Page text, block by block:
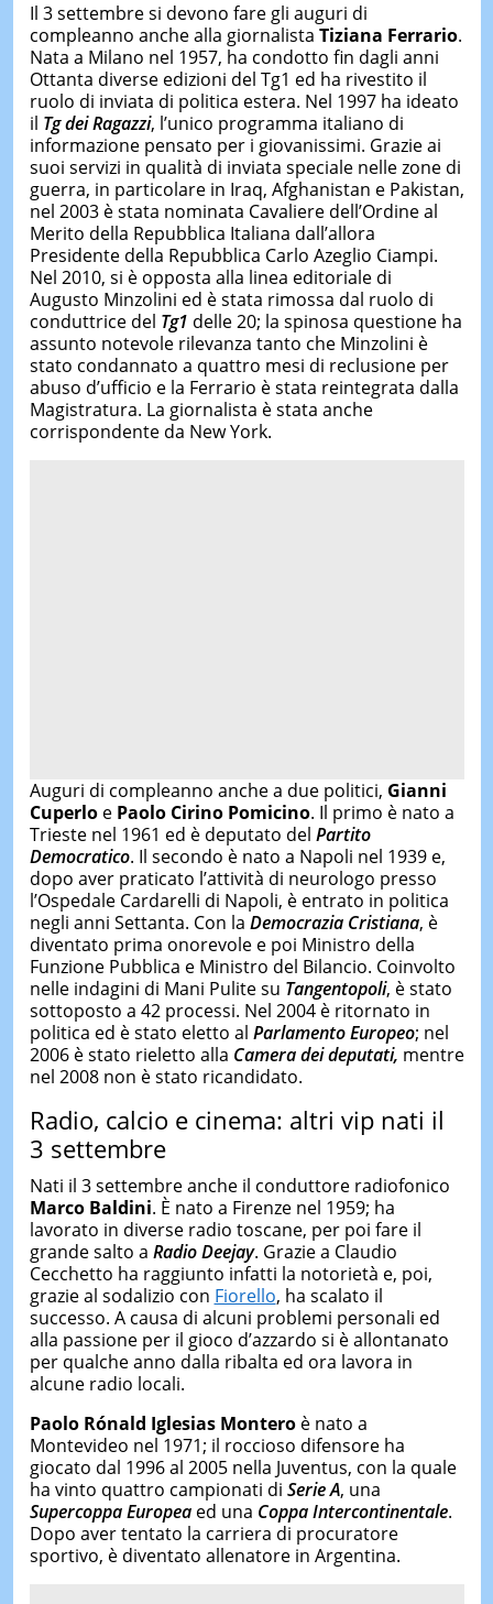
Il 3 settembre si devono fare gli auguri di
compleanno anche alla giornalista Tiziana Ferrario.
Nata a Milano nel 1957, ha condotto fin dagli anni
Ottanta diverse edizioni del Tg1 ed ha rivestito il
ruolo di inviata di politica estera. Nel 1997 ha ideato
il Tg dei Ragazzi, l’unico programma italiano di
informazione pensato per i giovanissimi. Grazie ai
suoi servizi in qualità di inviata speciale nelle zone di
guerra, in particolare in Iraq, Afghanistan e Pakistan,
nel 2003 è stata nominata Cavaliere dell’Ordine al
Merito della Repubblica Italiana dall’allora
Presidente della Repubblica Carlo Azeglio Ciampi.
Nel 2010, si è opposta alla linea editoriale di
Augusto Minzolini ed è stata rimossa dal ruolo di
conduttrice del Tg1 delle 20; la spinosa questione ha
assunto notevole rilevanza tanto che Minzolini è
stato condannato a quattro mesi di reclusione per
abuso d’ufficio e la Ferrario è stata reintegrata dalla
Magistratura. La giornalista è stata anche
corrispondente da New York.
Auguri di compleanno anche a due politici, Gianni
Cuperloe Paolo Cirino Pomicino. Il primo è nato a
Trieste nel 1961 ed è deputato del Partito
Democratico. Il secondo è nato a Napoli nel 1939 e,
dopo aver praticato l’attività di neurologo presso
l’Ospedale Cardarelli di Napoli, è entrato in politica
negli anni Settanta. Con la Democrazia Cristiana, è
diventato prima onorevole e poi Ministro della
Funzione Pubblica e Ministro del Bilancio. Coinvolto
nelle indagini di Mani Pulite su Tangentopoli, è stato
sottoposto a 42 processi. Nel 2004 è ritornato in
politica ed è stato eletto al Parlamento Europeo; nel
2006 è stato rieletto alla Camera dei deputati, mentre
nel 2008 non è stato ricandidato.
Radio, calcio e cinema: altri vip nati il
3 settembre
Nati il 3 settembre anche il conduttore radiofonico
Marco Baldini. È nato a Firenze nel 1959; ha
lavorato in diverse radio toscane, per poi fare il
grande salto a Radio Deejay. Grazie a Claudio
Cecchetto ha raggiunto infatti la notorietà e, poi,
grazie al sodalizio con Fiorello, ha scalato il
successo. A causa di alcuni problemi personali ed
alla passione per il gioco d’azzardo si è allontanato
per qualche anno dalla ribalta ed ora lavora in
alcune radio locali.
Paolo Rónald Iglesias Monteroè nato a
Montevideo nel 1971; il roccioso difensore ha
giocato dal 1996 al 2005 nella Juventus, con la quale
ha vinto quattro campionati di Serie A, una
Supercoppa Europeaed una Coppa Intercontinentale.
Dopo aver tentato la carriera di procuratore
sportivo, è diventato allenatore in Argentina.